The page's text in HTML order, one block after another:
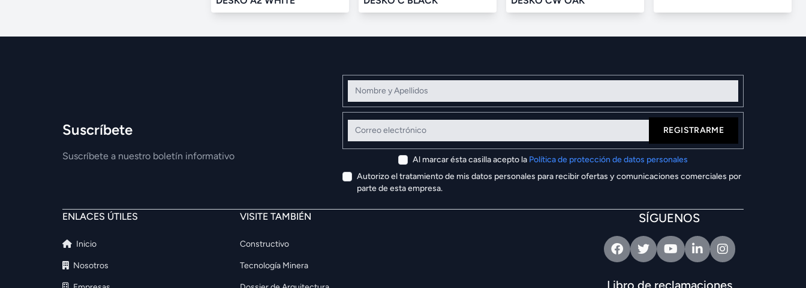
Suscríbete
Suscríbete a nuestro boletín informativo
Nombre y Apellidos
Correo electrónico
REGISTRARME
Al marcar ésta casilla acepto la Política de protección de datos personales
Autorizo el tratamiento de mis datos personales para recibir ofertas y comunicaciones comerciales por
parte de esta empresa.
ENLACES ÚTILES
Inicio
Nosotros
VISITE TAMBIÉN
Constructivo
Tecnología Minera
SÍGUENOS
FacebookTwitterYoutubeLinkedinIntagram
Libro de reclamaciones